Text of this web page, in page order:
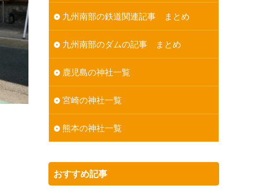
九州南部の鉄道関連記事 まとめ
九州南部のダムの記事 まとめ
鹿児島の神社一覧
宮崎の神社一覧
熊本の神社一覧
おすすめ記事